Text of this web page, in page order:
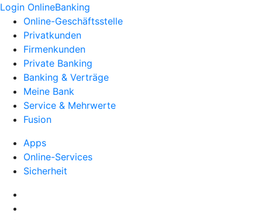
Login OnlineBanking
Online-Geschäftsstelle
Privatkunden
Firmenkunden
Private Banking
Banking & Verträge
Meine Bank
Service & Mehrwerte
Fusion
Apps
Online-Services
Sicherheit